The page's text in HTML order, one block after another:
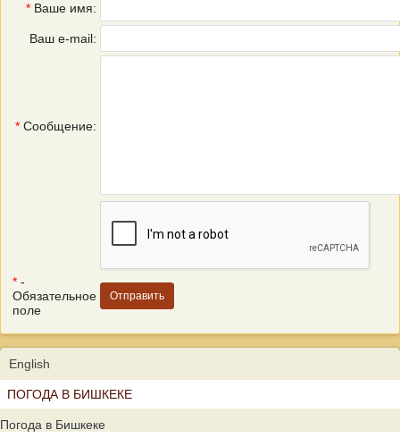
* Ваше имя:
Ваш e-mail:
* Сообщение:
* -
Обязательное
поле
English
ПОГОДА В БИШКЕКЕ
Погода в Бишкеке